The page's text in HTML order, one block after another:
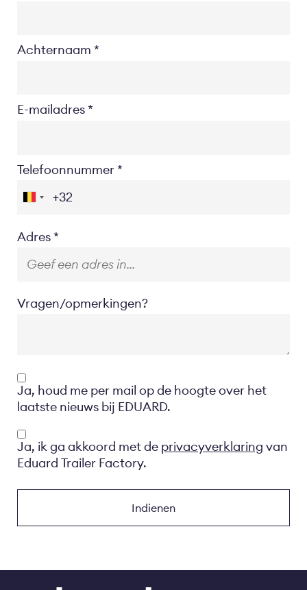
Achternaam
E-mailadres
Telefoonnummer
Location
Adres
Vragen/opmerkingen?
Opt-
in
Ja, houd me per mail op de hoogte over het
laatste nieuws bij EDUARD.
Privacyverklaring
Ja, ik ga akkoord met de privacyverklaring van
Eduard Trailer Factory.